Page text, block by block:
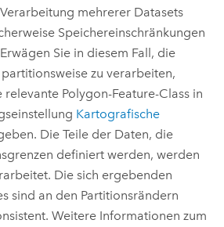
mehrerer Datasets
Speichereinschränkungen
Sie in diesem Fall, die
zu verarbeiten,
relevante Polygon-Feature-Class in
Kartografische
Die Teile der Daten, die
definiert werden, werden
Die sich ergebenden
sind an den Partitionsrändern
Weitere Informationen zum